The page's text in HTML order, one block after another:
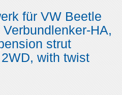
für VW Beetle
HA,
strut
with twist